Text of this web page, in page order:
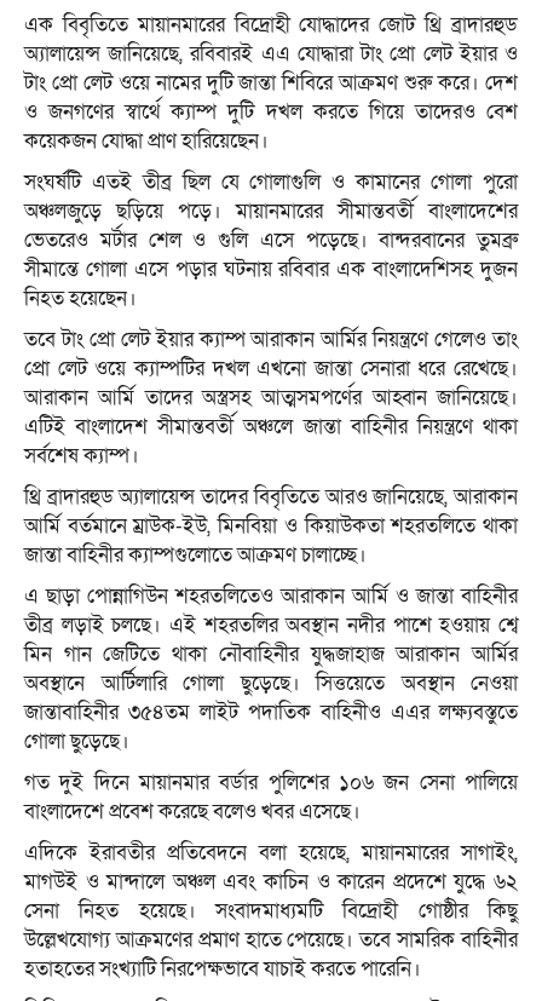
এক বিবৃতিতে মায়ানমারের বিদ্রোহী যোদ্ধাদের জোট থ্রি ব্রাদারহুড
অ্যালায়েন্স জানিয়েছে, রবিবারই এএ যোদ্ধারা টাং প্রো লেট ইয়ার ও
টাং প্রো লেট ওয়ে নামের দুটি জান্তা শিবিরে আক্রমণ শুরু করে। দেশ
ও জনগণের স্বার্থে ক্যাম্প দুটি দখল করতে গিয়ে তাদেরও বেশ
কয়েকজন যোদ্ধা প্রাণ হারিয়েছেন।
সংঘর্ষটি এতই তীব্র ছিল যে গোলাগুলি ও কামানের গোলা পুরো
অঞ্চলজুড়ে ছড়িয়ে পড়ে। মায়ানমারের সীমান্তবর্তী বাংলাদেশের
ভেতরেও মর্টার শেল ও গুলি এসে পড়েছে। বান্দরবানের তুমব্রু
সীমান্তে গোলা এসে পড়ার ঘটনায় রবিবার এক বাংলাদেশিসহ দুজন
নিহত হয়েছেন।
তবে টাং প্রো লেট ইয়ার ক্যাম্প আরাকান আর্মির নিয়ন্ত্রণে গেলেও তাং
প্রো লেট ওয়ে ক্যাম্পটির দখল এখনো জান্তা সেনারা ধরে রেখেছে।
আরাকান আর্মি তাদের অস্ত্রসহ আত্মসমপর্ণের আহ্বান জানিয়েছে।
এটিই বাংলাদেশ সীমান্তবর্তী অঞ্চলে জান্তা বাহিনীর নিয়ন্ত্রণে থাকা
সর্বশেষ ক্যাম্প।
থ্রি ব্রাদারহুড অ্যালায়েন্স তাদের বিবৃতিতে আরও জানিয়েছে, আরাকান
আর্মি বর্তমানে ম্রাউক-ইউ, মিনবিয়া ও কিয়াউকতা শহরতলিতে থাকা
জান্তা বাহিনীর ক্যাম্পগুলোতে আক্রমণ চালাচ্ছে।
এ ছাড়া পোন্নাগিউন শহরতলিতেও আরাকান আর্মি ও জান্তা বাহিনীর
তীব্র লড়াই চলছে। এই শহরতলির অবস্থান নদীর পাশে হওয়ায় শ্বে
মিন গান জেটিতে থাকা নৌবাহিনীর যুদ্ধজাহাজ আরাকান আর্মির
অবস্থানে আর্টিলারি গোলা ছুড়েছে। সিত্তয়েতে অবস্থান নেওয়া
জান্তাবাহিনীর ৩৫৪তম লাইট পদাতিক বাহিনীও এএর লক্ষ্যবস্তুতে
গোলা ছুড়েছে।
গত দুই দিনে মায়ানমার বর্ডার পুলিশের ১০৬ জন সেনা পালিয়ে
বাংলাদেশে প্রবেশ করেছে বলেও খবর এসেছে।
এদিকে ইরাবতীর প্রতিবেদনে বলা হয়েছে, মায়ানমারের সাগাইং,
মাগউই ও মান্দালে অঞ্চল এবং কাচিন ও কারেন প্রদেশে যুদ্ধে ৬২
সেনা নিহত হয়েছে। সংবাদমাধ্যমটি বিদ্রোহী গোষ্ঠীর কিছু
উল্লেখযোগ্য আক্রমণের প্রমাণ হাতে পেয়েছে। তবে সামরিক বাহিনীর
হতাহতের সংখ্যাটি নিরপেক্ষভাবে যাচাই করতে পারেনি।